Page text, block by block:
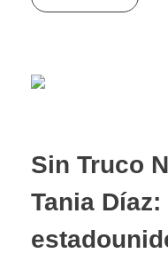
Sin Truco
Tania